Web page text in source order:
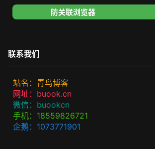
防关联浏览器
联系我们
站名：青鸟博客
网址：buook.cn
微信：buookcn
手机：18559826721
企鹅：1073771901